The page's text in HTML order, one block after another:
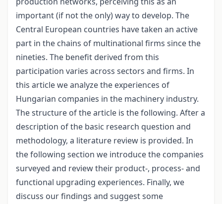
important (if not the only) way to develop. The
Central European countries have taken an active
part in the chains of multinational firms since the
nineties. The benefit derived from this
participation varies across sectors and firms. In
this article we analyze the experiences of
Hungarian companies in the machinery industry.
The structure of the article is the following. After a
description of the basic research question and
methodology, a literature review is provided. In
the following section we introduce the companies
surveyed and review their product-, process- and
functional upgrading experiences. Finally, we
discuss our findings and suggest some